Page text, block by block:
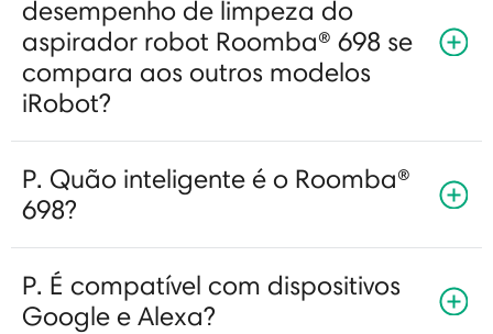
desempenho de limpeza do
aspirador robot Roomba® 698 se
compara aos outros modelos
iRobot?
P. Quão inteligente é o Roomba®
698?
P. É compatível com dispositivos
Google e Alexa?